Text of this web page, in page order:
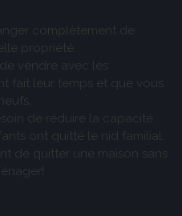
complètement de
propriété.
vendre avec les
fait leur temps et que vous
de réduire la capacité
ont quitté le nid familial.
de quitter une maison sans